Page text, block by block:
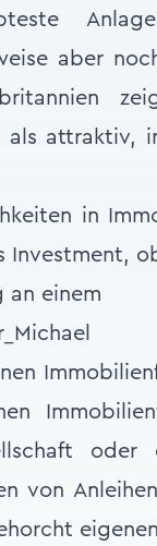
aber
als attraktiv,
in
Investment,
an einem
von